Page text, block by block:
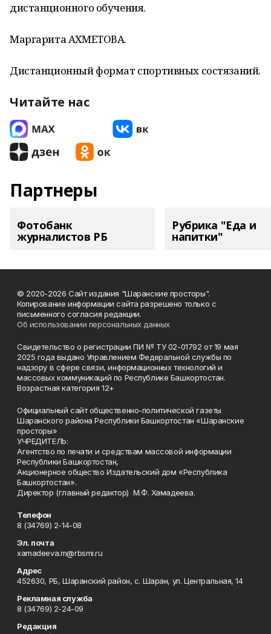
дистанционного обучения.
Маргарита АХМЕТОВА.
Дистанционный формат спортивных состязаний.
Читайте нас
Партнеры
Фотобанк
журналистов РБ
Рубрика "Еда и
напитки"
© 2020-2026 Сайт издания "Шаранские просторы".
Копирование информации сайта разрешено только с
письменного согласия редакции.
Об использовании персональных данных
Свидетельство о регистрации ПИ № ТУ 02-01792 от 19 мая
2025 года выдано Управлением Федеральной службы по
надзору в сфере связи, информационных технологий и
массовых коммуникаций по Республике Башкортостан.
Возрастная категория 12+
Официальный сайт общественно-политической газеты
Шаранского района Республики Башкортостан «Шаранские
просторы»
УЧРЕДИТЕЛЬ:
Агентство по печати и средствам массовой информации
Республики Башкортостан,
Акционерное общество Издательский дом «Республика
Башкортостан».
Директор (главный редактор) М.Ф. Хамадеева.
Телефон
8 (34769) 2-14-08
Эл. почта
xamadeeva.m@rbsmi.ru
Адрес
452630, РБ, Шаранский район, с. Шаран, ул. Центральная, 14
Рекламная служба
8 (34769) 2-24-09
Редакция